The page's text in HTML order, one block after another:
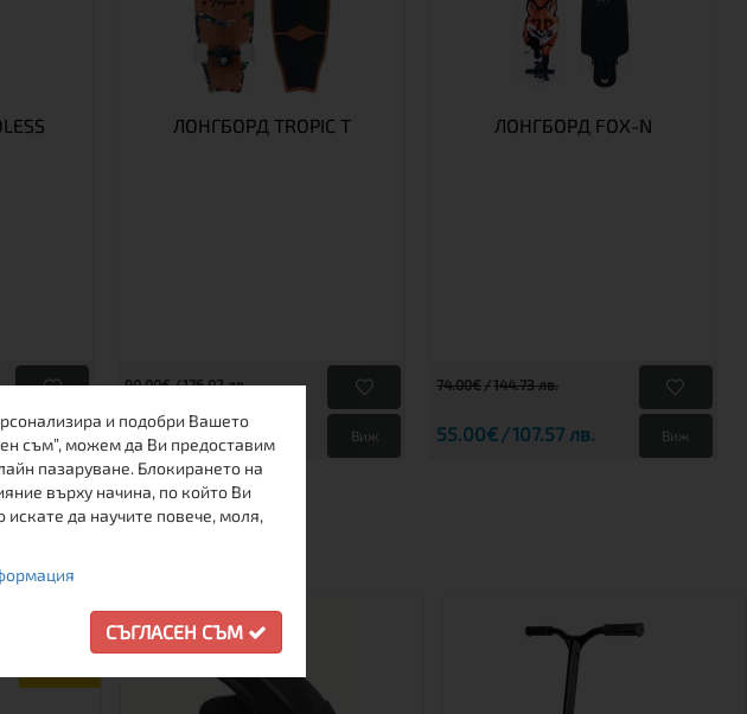
Виж
ЛОНГБОРД TROPIC T
90.00€ 176.02 лв.
70.00€ 136.91 лв. Виж
ЛОНГБОРД FOX-N
74.00€ 144.73 лв.
55.00€ 107.57 лв. Виж
и подобри Вашето
съм”, можем да Ви предоставим
пазаруване. Блокирането на
върху начина, по който Ви
да научите повече, моля,
СЪГЛАСЕН СЪМ